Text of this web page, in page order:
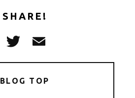
SHARE!
BLOG TOP